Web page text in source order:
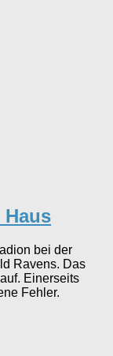
Haus
bei der
Ravens. Das
Einerseits
Fehler.